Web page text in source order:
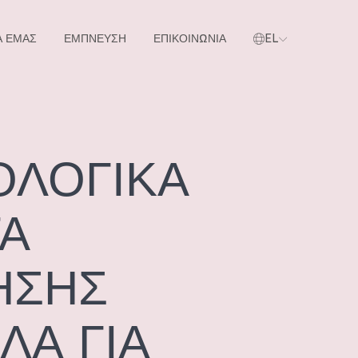
ΠΡΟΪΌΝΤΑ ΜΑΣ
ΕΜΑΣ ΕΜΠΝΕΥΣΗ ΕΠΙΚΟΙΝΩΝΙΑ EL
ΓΙΑ